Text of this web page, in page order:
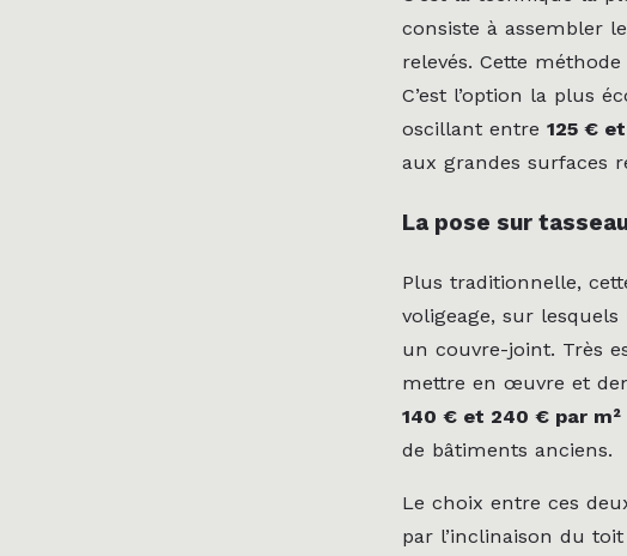
consiste à assembler
relevés. Cette
C’est l’option la plus
oscillant entre 125 €
aux grandes surfaces
La pose sur
Plus traditionnelle,
voligeage, sur lesquels
un couvre-joint. Très
mettre en œuvre et
140 € et 240 € par m²
de bâtiments anciens.
Le choix entre ces
par l’inclinaison du